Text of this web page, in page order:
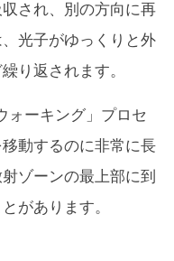
され、別の方向に再
光子がゆっくりと外
り返されます。
ォーキング」プロセ
動するのに非常に長
ゾーンの最上部に到
があります。